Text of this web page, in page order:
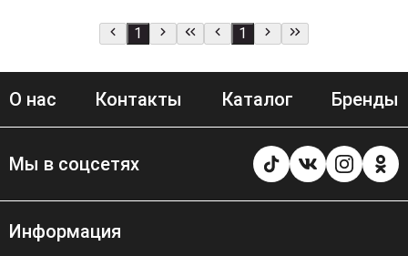
1 1
О нас Контакты Каталог Бренды
Мы в соцсетях
Информация